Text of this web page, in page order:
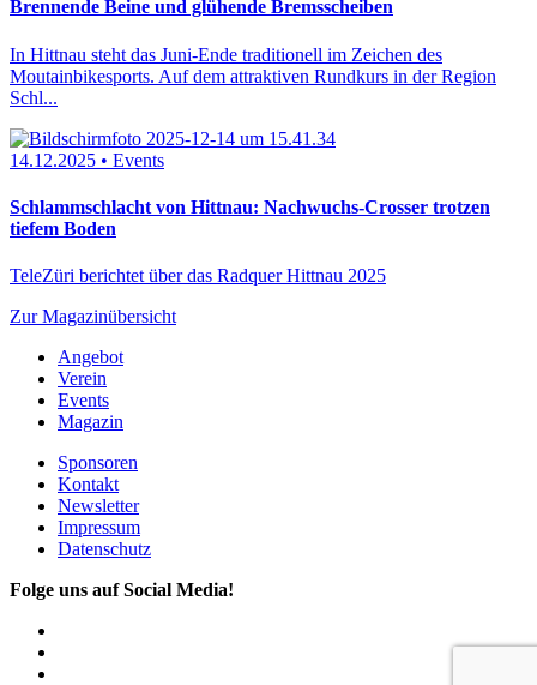
Brennende Beine und glühende Bremsscheiben
In Hittnau steht das Juni-Ende traditionell im Zeichen des
Moutainbikesports. Auf dem attraktiven Rundkurs in der Region
Schl...
14.12.2025 • Events
Schlammschlacht von Hittnau: Nachwuchs-Crosser trotzen
tiefem Boden
TeleZüri berichtet über das Radquer Hittnau 2025
Zur Magazinübersicht
Angebot
Verein
Events
Magazin
Sponsoren
Kontakt
Newsletter
Impressum
Datenschutz
Folge uns auf Social Media!